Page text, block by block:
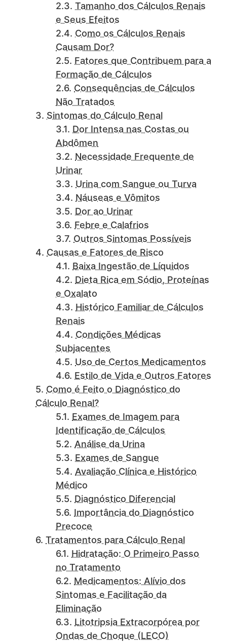
Tamanho dos Cálculos Renais
e Seus Efeitos
Como os Cálculos Renais
Causam Dor?
Fatores que Contribuem para a
Formação de Cálculos
Consequências de Cálculos
Não Tratados
Sintomas do Cálculo Renal
Dor Intensa nas Costas ou
Abdômen
Necessidade Frequente de
Urinar
Urina com Sangue ou Turva
Náuseas e Vômitos
Dor ao Urinar
Febre e Calafrios
Outros Sintomas Possíveis
Causas e Fatores de Risco
Baixa Ingestão de Líquidos
Dieta Rica em Sódio, Proteínas
e Oxalato
Histórico Familiar de Cálculos
Renais
Condições Médicas
Subjacentes
Uso de Certos Medicamentos
Estilo de Vida e Outros Fatores
Como é Feito o Diagnóstico do
Cálculo Renal?
Exames de Imagem para
Identificação de Cálculos
Análise da Urina
Exames de Sangue
Avaliação Clínica e Histórico
Médico
Diagnóstico Diferencial
Importância do Diagnóstico
Precoce
Tratamentos para Cálculo Renal
Hidratação: O Primeiro Passo
no Tratamento
Medicamentos: Alívio dos
Sintomas e Facilitação da
Eliminação
Litotripsia Extracorpórea por
Ondas de Choque (LECO)